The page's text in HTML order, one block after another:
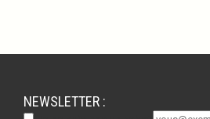
NEWSLETTER :